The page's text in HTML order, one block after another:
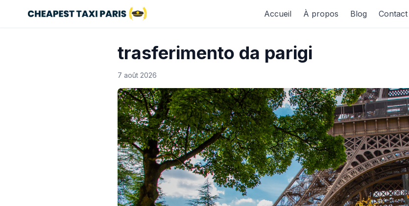
Accueil À propos Blog Contact
trasferimento da parigi
7 août 2026